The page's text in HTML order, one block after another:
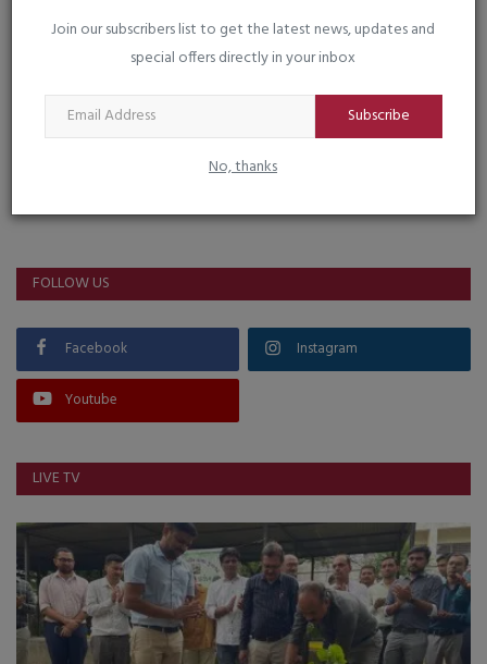
Join our subscribers list to get the latest news, updates and
special offers directly in your inbox
Subscribe
No, thanks
FOLLOW US
Facebook Instagram
Youtube
LIVE TV